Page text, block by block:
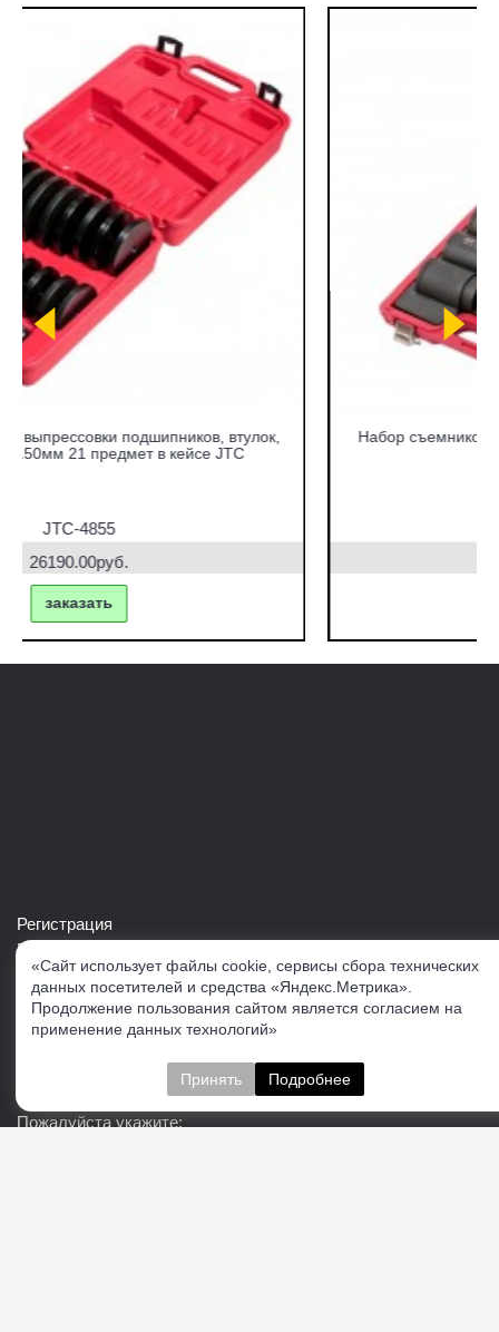
Набор съемников сайлентблоков под гидравлический
привод в кейсе JTC
Регистрация
Войти в свой аккаунт
Скачать каталог продукции VERTUL
Следите за нами
Пожалуйста укажите:
«Сайт использует файлы cookie, сервисы сбора технических
данных посетителей и средства «Яндекс.Метрика».
Продолжение пользования сайтом является согласием на
применение данных технологий»
Принять Подробнее